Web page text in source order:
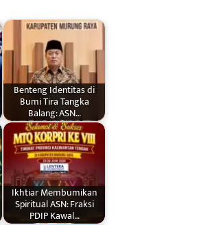
Benteng Identitas di
Bumi Tira Tangka
Balang: ASN…
Ikhtiar Membumikan
Spiritual ASN: Fraksi
PDIP Kawal…